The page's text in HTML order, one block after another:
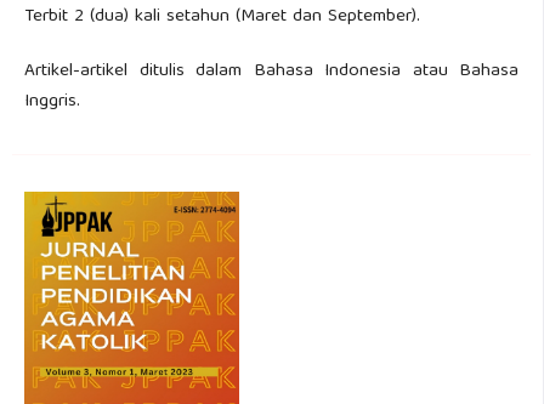
Terbit 2 (dua) kali setahun (Maret dan September).
Artikel-artikel ditulis dalam Bahasa Indonesia atau Bahasa
Inggris.